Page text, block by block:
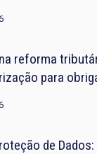
reforma
para
de